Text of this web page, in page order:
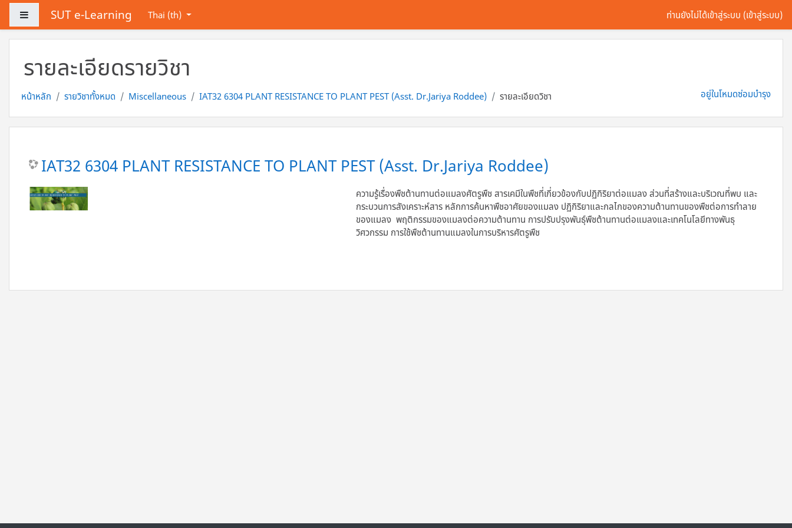
ข้ามไปที่เนื้อหาหลัก
Side panelSUT e-Learning Thai ‎(th)‎ ท่านยังไม่ได้เข้าสู่ระบบ (เข้าสู่ระบบ)
รายละเอียดรายวิชา
หน้าหลัก รายวิชาทั้งหมด Miscellaneous IAT32 6304 PLANT RESISTANCE TO PLANT PEST (Asst. Dr.Jariya Roddee) รายละเอียดวิชา อยู่ในโหมดซ่อมบำรุง
IAT32 6304 PLANT RESISTANCE TO PLANT PEST (Asst. Dr.Jariya Roddee)
ความรู้เรื่องพืชต้านทานต่อแมลงศัตรูพืช สารเคมีในพืชที่เกี่ยวข้องกับปฏิกิริยาต่อแมลง ส่วนที่สร้างและบริเวณที่พบ และ
กระบวนการสังเคราะห์สาร หลักการค้นหาพืชอาศัยของแมลง ปฏิกิริยาและกลไกของความต้านทานของพืชต่อการทำลาย
ของแมลง พฤติกรรมของแมลงต่อความต้านทาน การปรับปรุงพันธุ์พืชต้านทานต่อแมลงและเทคโนโลยีทางพันธุ
วิศวกรรม การใช้พืชต้านทานแมลงในการบริหารศัตรูพืช